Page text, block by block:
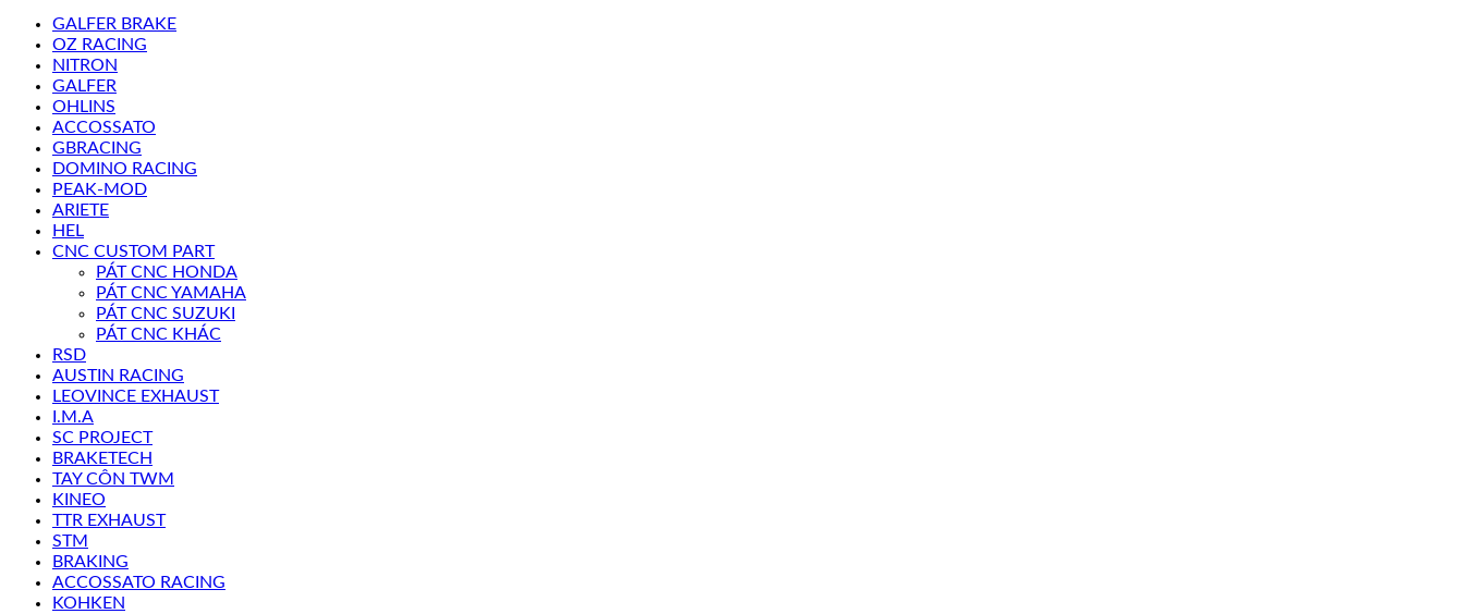
GALFER BRAKE
OZ RACING
NITRON
GALFER
OHLINS
ACCOSSATO
GBRACING
DOMINO RACING
PEAK-MOD
ARIETE
HEL
CNC CUSTOM PART
PÁT CNC HONDA
PÁT CNC YAMAHA
PÁT CNC SUZUKI
PÁT CNC KHÁC
RSD
AUSTIN RACING
LEOVINCE EXHAUST
I.M.A
SC PROJECT
BRAKETECH
TAY CÔN TWM
KINEO
TTR EXHAUST
STM
BRAKING
ACCOSSATO RACING
KOHKEN